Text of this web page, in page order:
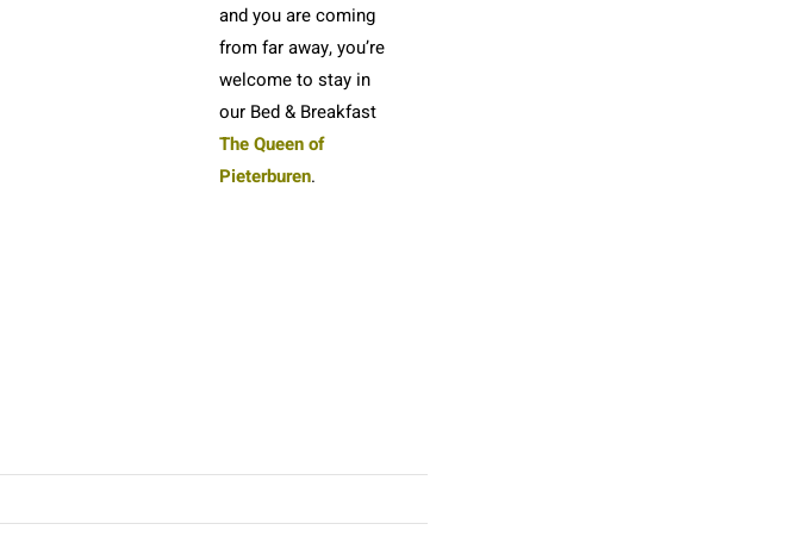
and you are coming
from far away, you’re
welcome to stay in
our Bed & Breakfast
The Queen of
Pieterburen.